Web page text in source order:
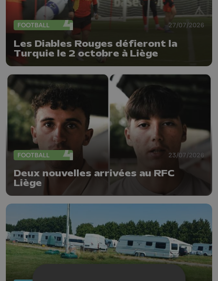
FOOTBALL 27/07/2026
Les Diables Rouges défieront la
Turquie le 2 octobre à Liège
FOOTBALL 23/07/2026
Deux nouvelles arrivées au RFC
Liège